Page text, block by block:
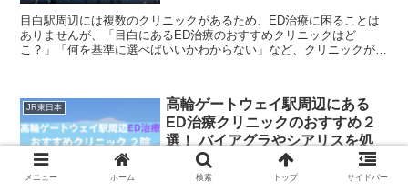
目白駅周辺には複数のクリニックがあるため、ED治療に困ることは
ありませんが、「目白にあるED治療のおすすめクリニックはど
こ？」「何を基準に選べばいいかわからない」など、クリニックが充
JR東日本
高輪ゲートウェイ駅周辺にある
ED治療クリニックのおすすめ２
選！ バイアグラやシアリスを処
方してもらえる医院を厳選紹介！
メニュー ホーム 検索 トップ サイドバー